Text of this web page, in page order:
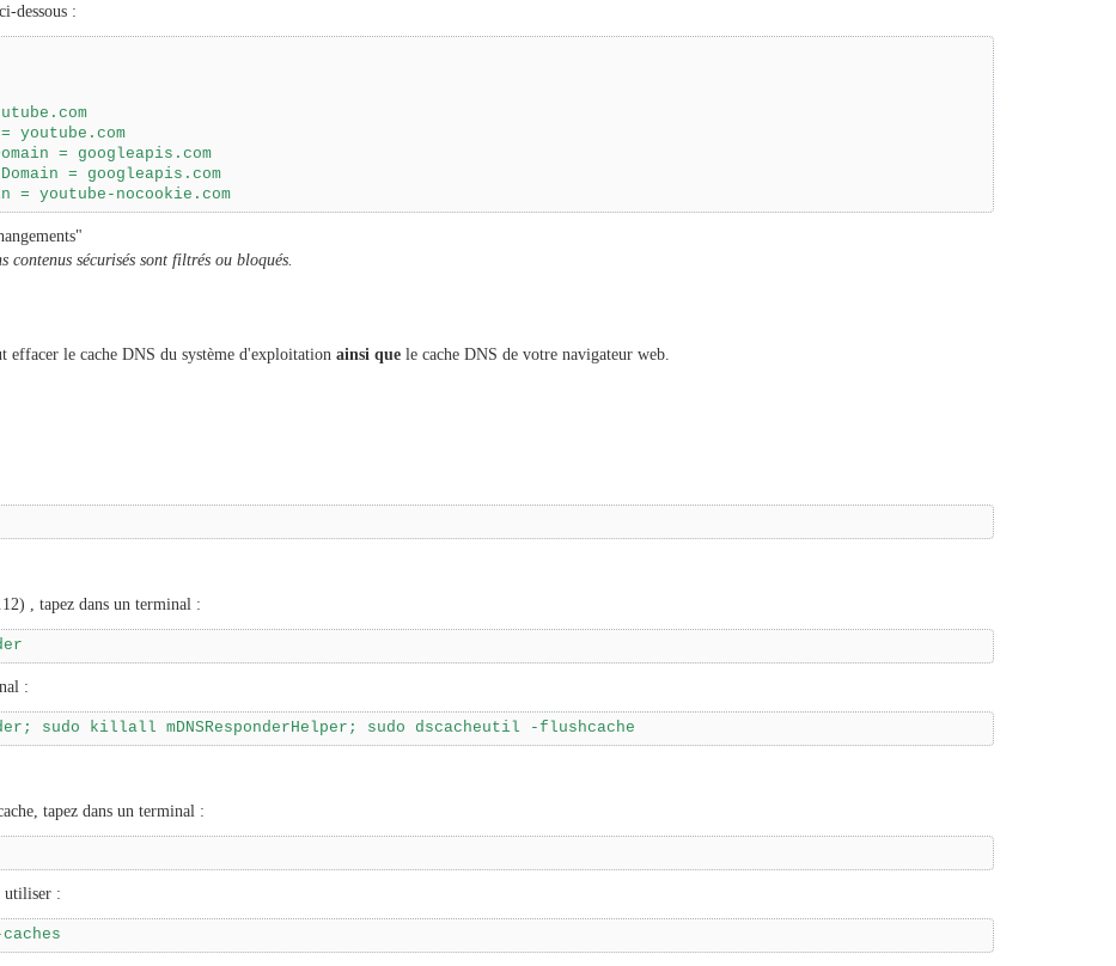
dessous :
youtube.com
= googleapis.com
= googleapis.com
contenus sécurisés sont filtrés ou bloqués.
le cache DNS du système d'exploitation ainsi que le cache DNS de votre navigateur web.
, tapez dans un terminal :
:
sudo killall mDNSResponderHelper; sudo dscacheutil -flushcache
tapez dans un terminal :
utiliser :